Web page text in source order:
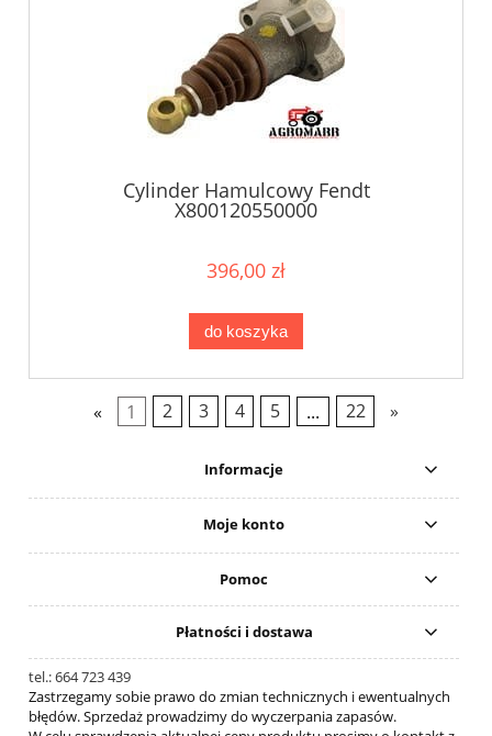
Cylinder Hamulcowy Fendt
X800120550000
396,00 zł
do koszyka
« 1 2 3 4 5 ... 22 »
Informacje
Moje konto
Pomoc
Płatności i dostawa
tel.: 664 723 439
Zastrzegamy sobie prawo do zmian technicznych i ewentualnych
błędów. Sprzedaż prowadzimy do wyczerpania zapasów.